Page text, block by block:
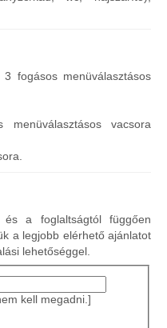
fogásos menüválasztásos
vacsora
a foglaltságtól függően
a legjobb elérhető ajánlatot
lehetőséggel.
kell megadni.]